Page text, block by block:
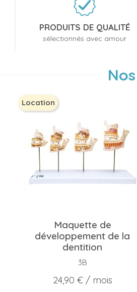
PRODUITS DE QUALITÉ
sélectionnés avec amour
Maquette de
développement de la
dentition
3B
Prix
24,90 €/ mois
Location